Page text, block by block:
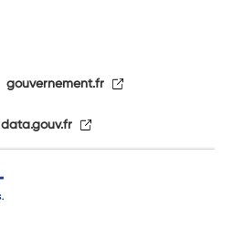
gouvernement.fr
data.gouv.fr